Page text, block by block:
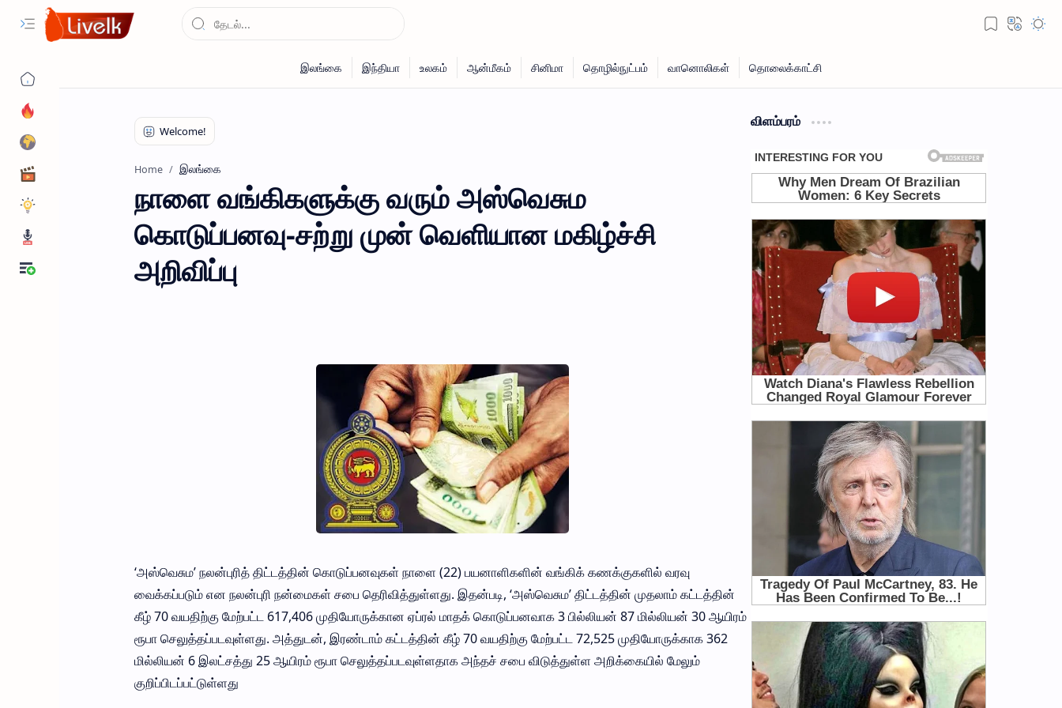
Home இலங்கை
நாளை வங்கிகளுக்கு வரும் அஸ்வெசும
கொடுப்பனவு-சற்று முன் வெளியான மகிழ்ச்சி
அறிவிப்பு
‘அஸ்வெசும’ நலன்புரித் திட்டத்தின் கொடுப்பனவுகள் நாளை (22) பயனாளிகளின் வங்கிக் கணக்குகளில் வரவு
வைக்கப்படும் என நலன்புரி நன்மைகள் சபை தெரிவித்துள்ளது. இதன்படி, ‘அஸ்வெசும’ திட்டத்தின் முதலாம் கட்டத்தின்
கீழ் 70 வயதிற்கு மேற்பட்ட 617,406 முதியோருக்கான ஏப்ரல் மாதக் கொடுப்பனவாக 3 பில்லியன் 87 மில்லியன் 30 ஆயிரம்
ரூபா செலுத்தப்படவுள்ளது. அத்துடன், இரண்டாம் கட்டத்தின் கீழ் 70 வயதிற்கு மேற்பட்ட 72,525 முதியோருக்காக 362
மில்லியன் 6 இலட்சத்து 25 ஆயிரம் ரூபா செலுத்தப்படவுள்ளதாக அந்தச் சபை விடுத்துள்ள அறிக்கையில் மேலும்
குறிப்பிடப்பட்டுள்ளது
விளம்பரம்